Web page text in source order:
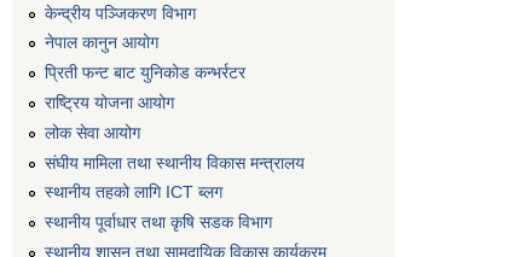
केन्द्रीय पञ्जिकरण विभाग
नेपाल कानुन आयोग
प्रिती फन्ट बाट युनिकोड कन्भर्रटर
राष्ट्रिय योजना आयोग
लोक सेवा आयोग
संघीय मामिला तथा स्थानीय विकास मन्त्रालय
स्थानीय तहको लागि ICT ब्लग
स्थानीय पूर्वाधार तथा कृषि सडक विभाग
स्थानीय शासन तथा सामुदायिक विकास कार्यक्रम